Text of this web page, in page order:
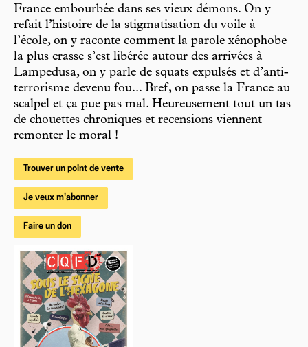
France embourbée dans ses vieux démons. On y
refait l’histoire de la stigmatisation du voile à
l’école, on y raconte comment la parole xénophobe
la plus crasse s’est libérée autour des arrivées à
Lampedusa, on y parle de squats expulsés et d’anti-
terrorisme devenu fou... Bref, on passe la France au
scalpel et ça pue pas mal. Heureusement tout un tas
de chouettes chroniques et recensions viennent
remonter le moral !
Trouver un point de vente
Je veux m'abonner
Faire un don